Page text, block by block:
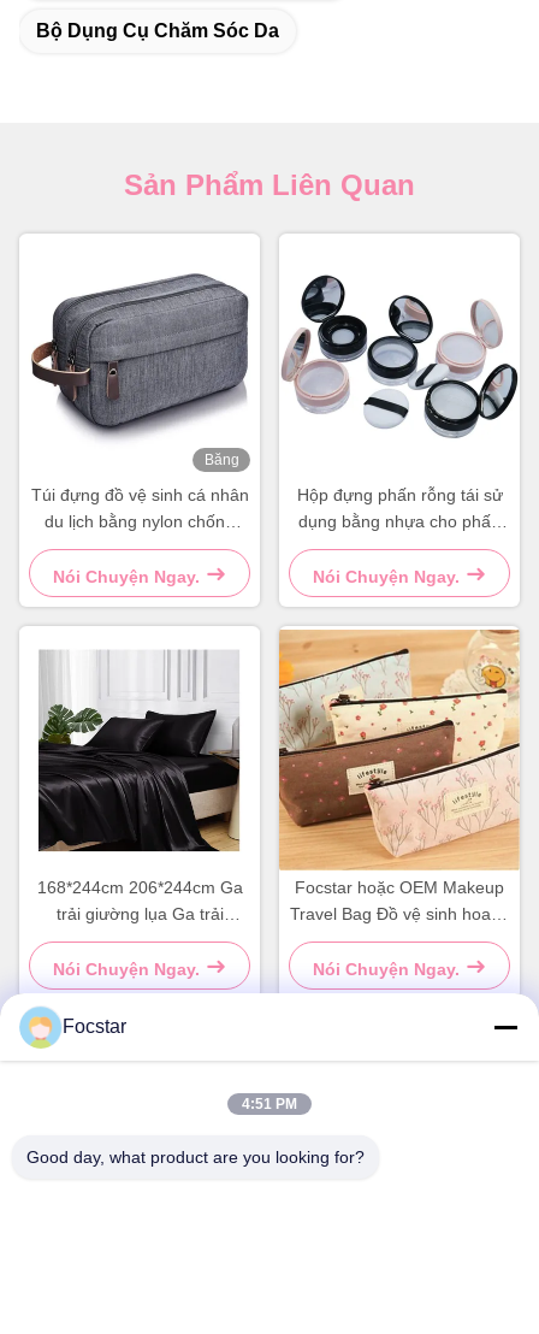
Bộ Dụng Cụ Chăm Sóc Da
Sản Phẩm Liên Quan
Băng
Túi đựng đồ vệ sinh cá nhân
du lịch bằng nylon chống
thấm nước, túi đựng đồ vệ
sinh cá nhân cỡ lớn hình
vuông màu xám xanh
Nói Chuyện Ngay.
Hộp đựng phấn rỗng tái sử
dụng bằng nhựa cho phấn
rời DIY
Nói Chuyện Ngay.
168*244cm 206*244cm Ga
trải giường lụa Ga trải
giường satin Bộ ga trải
giường lụa
Nói Chuyện Ngay.
Focstar hoặc OEM Makeup
Travel Bag Đồ vệ sinh hoa di
động túi mỹ phẩm
Nói Chuyện Ngay.
Địa chỉ
Focstar
4:51 PM
Good day, what product are you looking for?